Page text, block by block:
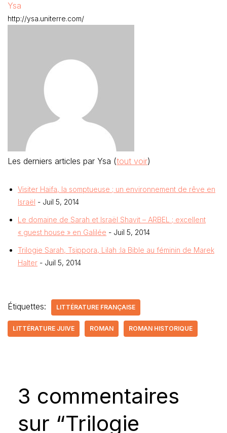
Ysa
http://ysa.uniterre.com/
Les derniers articles par Ysa (tout voir)
Visiter Haifa, la somptueuse ; un environnement de rêve en
Israël - Juil 5, 2014
Le domaine de Sarah et Israël Shavit – ARBEL ; excellent
« guest house » en Galilée - Juil 5, 2014
Trilogie Sarah, Tsippora, Lilah :la Bible au féminin de Marek
Halter - Juil 5, 2014
Étiquettes: LITTÉRATURE FRANÇAISE
LITTÉRATURE JUIVE ROMAN ROMAN HISTORIQUE
3 commentaires
sur “Trilogie